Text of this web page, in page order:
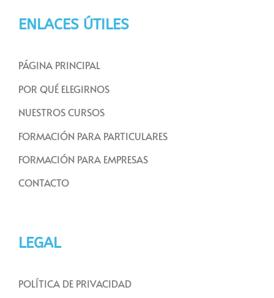
ENLACES ÚTILES
PÁGINA PRINCIPAL
POR QUÉ ELEGIRNOS
NUESTROS CURSOS
FORMACIÓN PARA PARTICULARES
FORMACIÓN PARA EMPRESAS
CONTACTO
LEGAL
POLÍTICA DE PRIVACIDAD